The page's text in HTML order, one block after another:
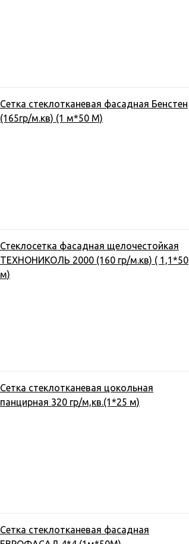
Сетка стеклотканевая фасадная Бенстен
(165гр/м.кв) (1 м*50 М)
Стеклосетка фасадная щелочестойкая
ТЕХНОНИКОЛЬ 2000 (160 гр/м.кв) ( 1,1*50
м)
Сетка стеклотканевая цокольная
панцирная 320 гр/м,кв.(1*25 м)
Сетка стеклотканевая фасадная